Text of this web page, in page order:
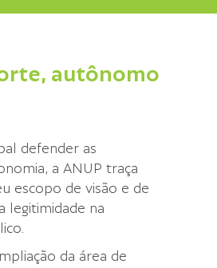
autônomo
defender as
a ANUP traça
escopo de visão e de
legitimidade na
da área de